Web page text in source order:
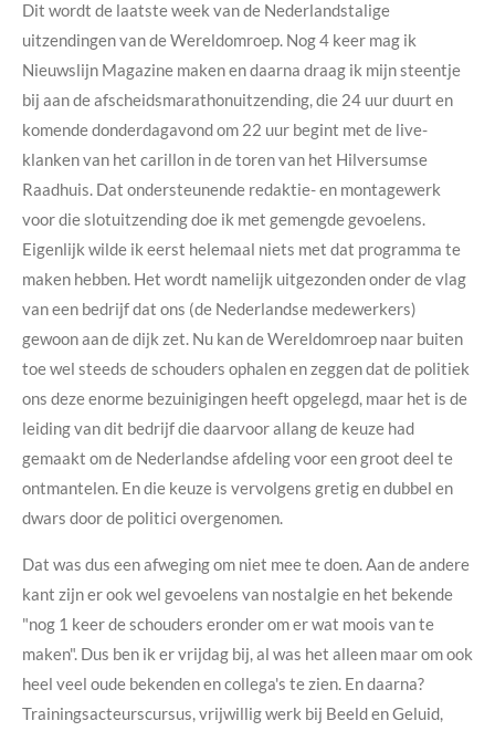
Dit wordt de laatste week van de Nederlandstalige
uitzendingen van de Wereldomroep. Nog 4 keer mag ik
Nieuwslijn Magazine maken en daarna draag ik mijn steentje
bij aan de afscheidsmarathonuitzending, die 24 uur duurt en
komende donderdagavond om 22 uur begint met de live-
klanken van het carillon in de toren van het Hilversumse
Raadhuis. Dat ondersteunende redaktie- en montagewerk
voor die slotuitzending doe ik met gemengde gevoelens.
Eigenlijk wilde ik eerst helemaal niets met dat programma te
maken hebben. Het wordt namelijk uitgezonden onder de vlag
van een bedrijf dat ons (de Nederlandse medewerkers)
gewoon aan de dijk zet. Nu kan de Wereldomroep naar buiten
toe wel steeds de schouders ophalen en zeggen dat de politiek
ons deze enorme bezuinigingen heeft opgelegd, maar het is de
leiding van dit bedrijf die daarvoor allang de keuze had
gemaakt om de Nederlandse afdeling voor een groot deel te
ontmantelen. En die keuze is vervolgens gretig en dubbel en
dwars door de politici overgenomen.
Dat was dus een afweging om niet mee te doen. Aan de andere
kant zijn er ook wel gevoelens van nostalgie en het bekende
"nog 1 keer de schouders eronder om er wat moois van te
maken". Dus ben ik er vrijdag bij, al was het alleen maar om ook
heel veel oude bekenden en collega's te zien. En daarna?
Trainingsacteurscursus, vrijwillig werk bij Beeld en Geluid,